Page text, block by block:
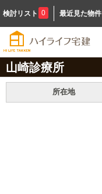
検討リスト 0 最近見た物件
山崎診療所
所在地